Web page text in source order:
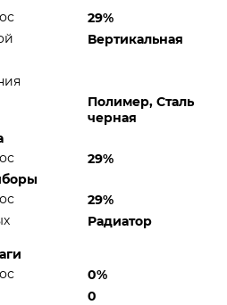
29%
Вертикальная
Полимер, Сталь
черная
29%
29%
Радиатор
0%
0